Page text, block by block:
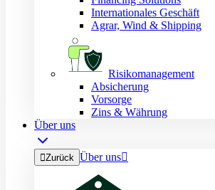
Internationales Geschäft
Agrar, Wind & Shipping
Risikomanagement
Absicherung
Vorsorge
Zins & Währung
Über uns
Zurück Über uns